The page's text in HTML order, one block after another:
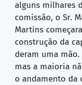
alguns milhares
comissão, o Sr.
Martins
construção da
deram uma
mas a maioria
o andamento da